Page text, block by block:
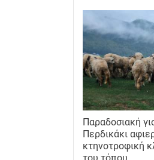
Παραδοσιακή
Περδικάκι
κτηνοτροφική